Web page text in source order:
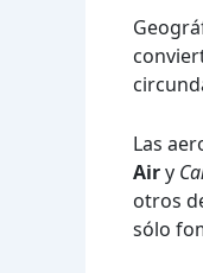
Las
Airy
otros
sólo